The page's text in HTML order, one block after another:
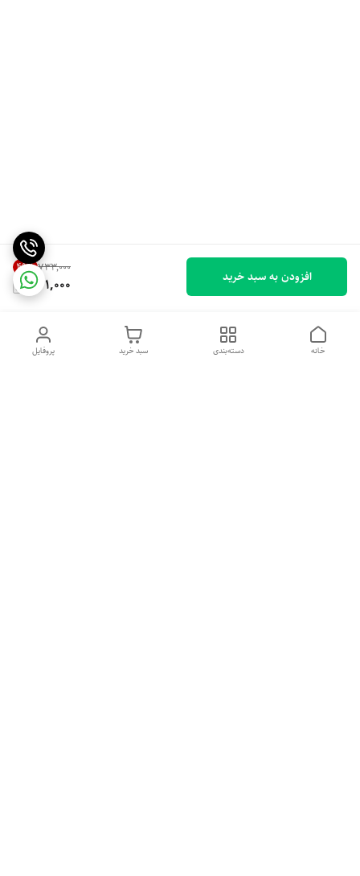
۷۳۳٬۰۰۰ 49%
371,000 افزودن به سبد خرید
پروفایل سبد خرید دسته‌بندی خانه